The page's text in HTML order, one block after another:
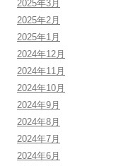
2025年3月
2025年2月
2025年1月
2024年12月
2024年11月
2024年10月
2024年9月
2024年8月
2024年7月
2024年6月